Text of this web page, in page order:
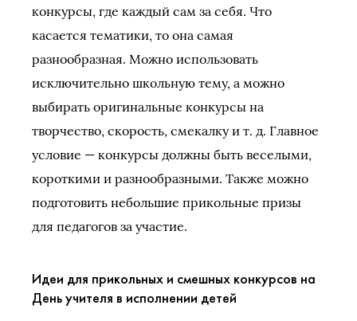
конкурсы, где каждый сам за себя. Что
касается тематики, то она самая
разнообразная. Можно использовать
исключительно школьную тему, а можно
выбирать оригинальные конкурсы на
творчество, скорость, смекалку и т. д. Главное
условие — конкурсы должны быть веселыми,
короткими и разнообразными. Также можно
подготовить небольшие прикольные призы
для педагогов за участие.
Идеи для прикольных и смешных конкурсов на
День учителя в исполнении детей